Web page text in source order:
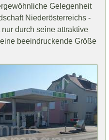
Gelegenheit
Niederösterreichs -
durch seine attraktive
beeindruckende Größe